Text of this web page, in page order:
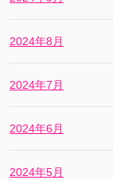
2024年8月
2024年7月
2024年6月
2024年5月